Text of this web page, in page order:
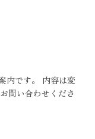
内です。 内容は変
問い合わせくださ